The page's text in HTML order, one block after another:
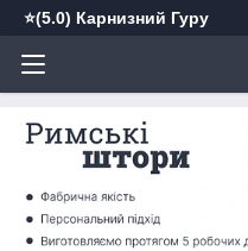
⭐️(5.0) Карнизний Гуру